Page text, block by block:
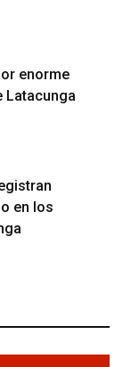
enorme
Latacunga
en los